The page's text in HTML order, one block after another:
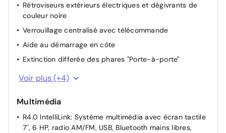
Rétroviseurs extérieurs électriques et dégivrants de
couleur noire
Verrouillage centralisé avec télécommande
Aide au démarrage en côte
Extinction differée des phares "Porte-à-porte"
Vitres électriques AV et AR
Direction à Assistance électrique
Pack Confort: Siège conducteur réglable en hauteur
Voir plus (+4)
Multimédia
R4.0 IntelliLink: Système multimédia avec écran tactile
7'', 6 HP, radio AM/FM, USB, Bluetooth mains libres,